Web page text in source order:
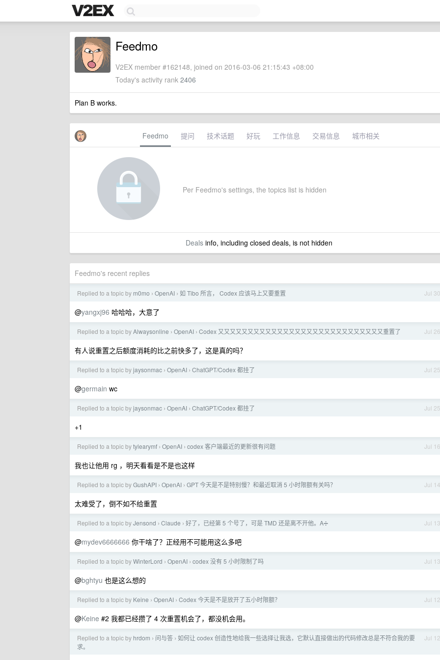
Feedmo
V2EX member #162148, joined on 2016-03-06 21:15:43 +08:00
Today's activity rank 2406
Plan B works.
Feedmo 提问 技术话题 好玩 工作信息 交易信息 城市相关
Per Feedmo's settings, the topics list is hidden
Dealsinfo, including closed deals, is not hidden
Feedmo's recent replies
Jul 30
Replied to a topic by m0mo › OpenAI › 如 Tibo 所言， Codex 应该马上又要重置
@yangxj96 哈哈哈，大意了
Jul 26
Replied to a topic byAlwaysonline › OpenAI › Codex 又又又又又又又又又又又又又又又又又又又又又又又又又又又又重置了
有人说重置之后额度消耗的比之前快多了，这是真的吗？
Jul 25
Replied to a topic byjaysonmac › OpenAI › ChatGPT/Codex 都挂了
@germain wc
Jul 25
Replied to a topic byjaysonmac › OpenAI › ChatGPT/Codex 都挂了
+1
Jul 16
Replied to a topic bytylearymf › OpenAI › codex 客户端最近的更新很有问题
我也让他用 rg ，明天看看是不是也这样
Jul 14
Replied to a topic byGushAPI › OpenAI › GPT 今天是不是特别慢？和最近取消 5 小时限额有关吗？
太难受了，倒不如不给重置
Jul 13
Replied to a topic byJensond › Claude › 好了，已经第 5 个号了，可是 TMD 还是离不开他。A➗
@mydev6666666 你干啥了？正经用不可能用这么多吧
Jul 13
Replied to a topic byWinterLord › OpenAI › codex 没有 5 小时限制了吗
@bghtyu 也是这么想的
Jul 12
Replied to a topic by Keine › OpenAI › Codex 今天是不是放开了五小时限额？
@Keine #2 我都已经攒了 4 次重置机会了，都没机会用。
Jul 12
Replied to a topic by hrdom › 问与答 › 如何让 codex 创造性地给我一些选择让我选，它默认直接做出的代码修改总是不符合我的要
求。